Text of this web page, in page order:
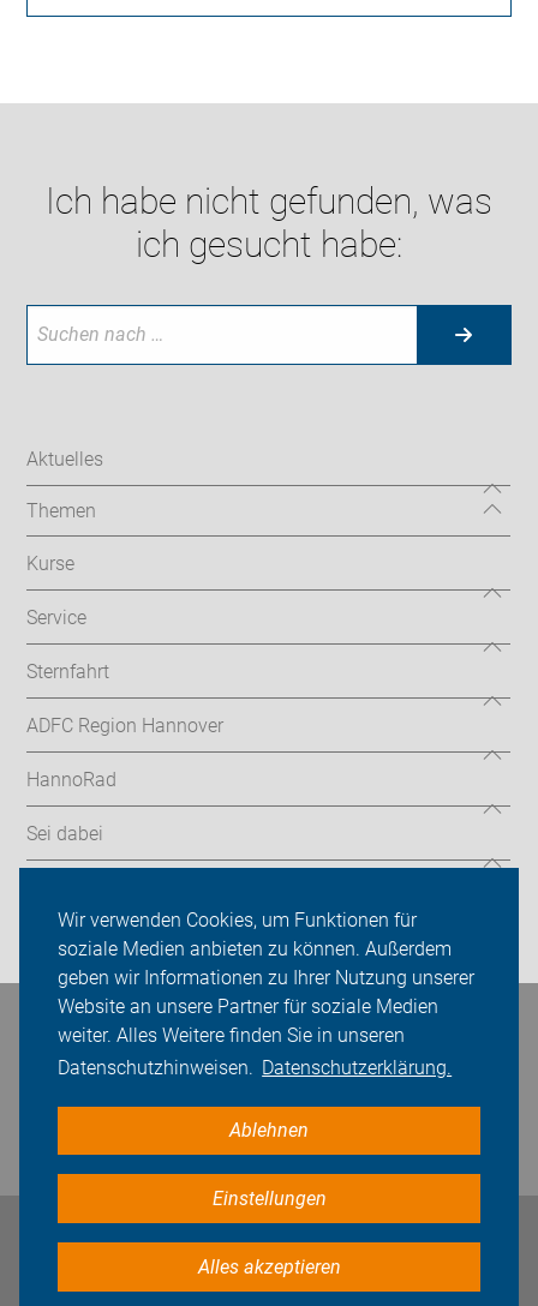
Wir verwenden Cookies, um Funktionen für
soziale Medien anbieten zu können. Außerdem
geben wir Informationen zu Ihrer Nutzung unserer
Website an unsere Partner für soziale Medien
weiter. Alles Weitere finden Sie in unseren
Datenschutzhinweisen. Datenschutzerklärung.
Ablehnen
Einstellungen
Alles akzeptieren
Ich habe nicht gefunden, was
ich gesucht habe:
Aktuelles
Themen
Kurse
Service
Sternfahrt
ADFC Region Hannover
HannoRad
Sei dabei
Login
Bleiben Sie in Kontakt